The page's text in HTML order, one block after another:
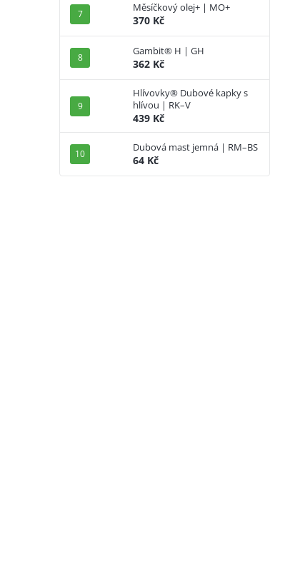
Měsíčkový olej+ | MO+
370 Kč
Gambit® H | GH
362 Kč
Hlívovky® Dubové kapky s
hlívou | RK–V
439 Kč
Dubová mast jemná | RM–BS
64 Kč